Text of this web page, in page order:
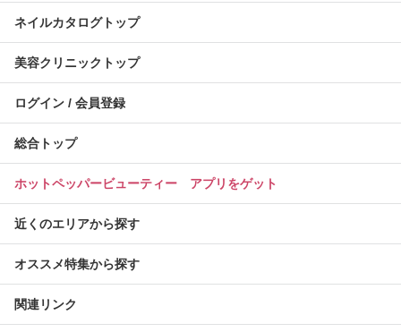
ネイルカタログトップ
美容クリニックトップ
ログイン / 会員登録
総合トップ
ホットペッパービューティー アプリをゲット
近くのエリアから探す
オススメ特集から探す
関連リンク